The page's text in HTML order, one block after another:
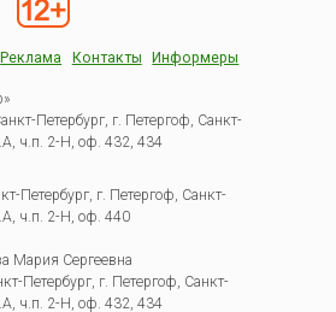
Реклама Контакты Информеры
Петербург, г. Петергоф, Санкт-
ч.п. 2-Н, оф. 432, 434
Петербург, г. Петергоф, Санкт-
ч.п. 2-Н, оф. 440
Мария Сергеевна
Петербург, г. Петергоф, Санкт-
ч.п. 2-Н, оф. 432, 434